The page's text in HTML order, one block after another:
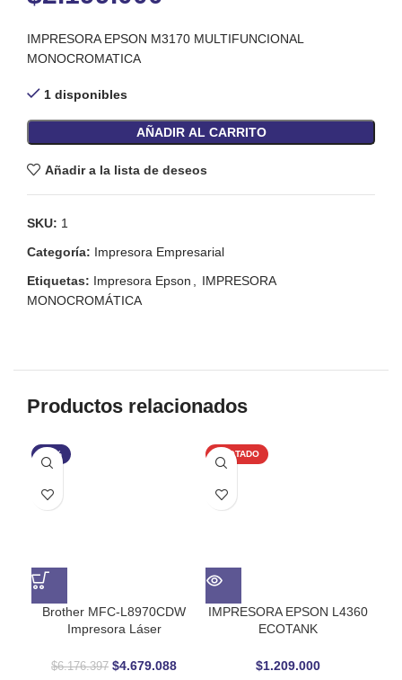
IMPRESORA EPSON M3170 MULTIFUNCIONAL
MONOCROMATICA
1 disponibles
AÑADIR AL CARRITO
Añadir a la lista de deseos
SKU: 1
Categoría: Impresora Empresarial
Etiquetas: Impresora Epson , IMPRESORA
MONOCROMÁTICA
Productos relacionados
-24%
Brother MFC-L8970CDW
Impresora Láser
Pantalla Táctil 7″ –
$6.176.397 $4.679.088
AGOTADO
IMPRESORA EPSON L4360
ECOTANK
$1.209.000